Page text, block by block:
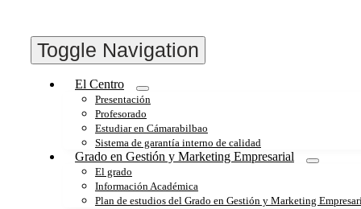
Toggle Navigation
El Centro
Presentación
Profesorado
Estudiar en Cámarabilbao
Sistema de garantía interno de calidad
Grado en Gestión y Marketing Empresarial
El grado
Información Académica
Plan de estudios del Grado en Gestión y Marketing